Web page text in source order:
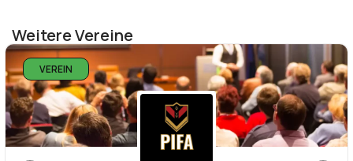
Weitere Vereine
VEREIN